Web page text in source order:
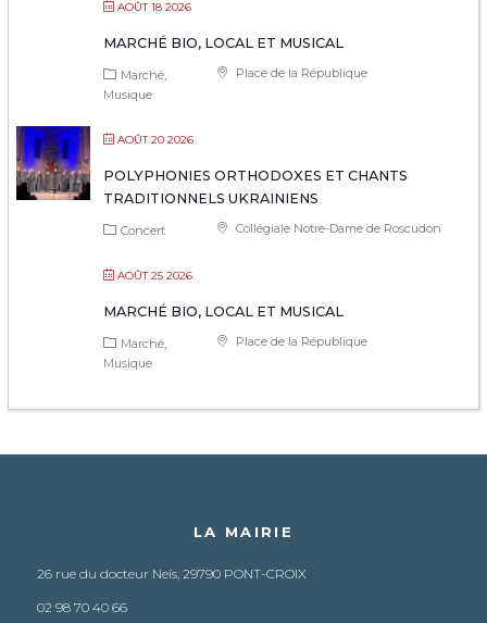
AOÛT 18 2026
MARCHÉ BIO, LOCAL ET MUSICAL
Place de la République
Marché
Musique
AOÛT 20 2026
POLYPHONIES ORTHODOXES ET CHANTS
TRADITIONNELS UKRAINIENS
Collégiale Notre-Dame de Roscudon
Concert
AOÛT 25 2026
MARCHÉ BIO, LOCAL ET MUSICAL
Place de la République
Marché
Musique
LA MAIRIE
26 rue du docteur Neïs, 29790 PONT-CROIX
02 98 70 40 66